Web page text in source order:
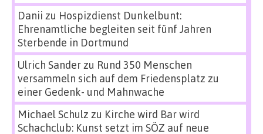
Danii zu Hospizdienst Dunkelbunt:
Ehrenamtliche begleiten seit fünf Jahren
Sterbende in Dortmund
Ulrich Sanderzu Rund 350 Menschen
versammeln sich auf dem Friedensplatz zu
einer Gedenk- und Mahnwache
Michael Schulz zu Kirche wird Bar wird
Schachclub: Kunst setzt im SÖZ auf neue